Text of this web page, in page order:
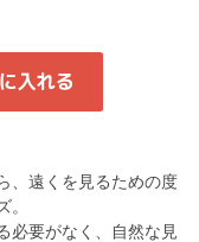
、遠くを見るための度
必要がなく、自然な見